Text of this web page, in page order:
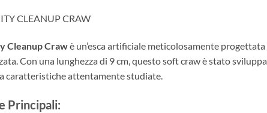
CLEANUP CRAW
Cleanup Crawè un’esca artificiale meticolosamente
Con una lunghezza di 9 cm, questo soft craw è stato
caratteristiche attentamente studiate.
Principali: